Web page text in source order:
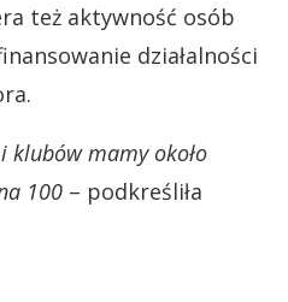
też aktywność osób
działalności
klubów mamy około
100 – podkreśliła